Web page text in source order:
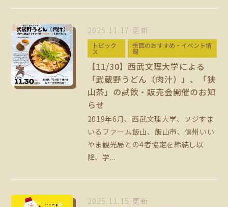
2025.11.17 更新
トピック
ス
季節のおすすめ・イベント情
報
【11/30】西武文理大学による
「武蔵野うどん（肉汁）」、「狭
山茶」の試飲・販売会開催のお知
らせ
2019年6月、西武文理大学、フジすま
いるファーム飯山、飯山市、信州いい
やま観光局との4者協定を締結し以
降、学...
2025.11.15 更新